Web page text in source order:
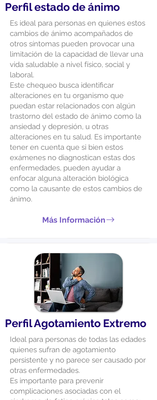
Perfil estado de ánimo
Es ideal para personas en quienes estos
cambios de ánimo acompañados de
otros síntomas pueden provocar una
limitación de la capacidad de llevar una
vida saludable a nivel físico, social y
laboral.
Este chequeo busca identificar
alteraciones en tu organismo que
puedan estar relacionados con algún
trastorno del estado de ánimo como la
ansiedad y depresión, u otras
alteraciones en tu salud. Es importante
tener en cuenta que si bien estos
exámenes no diagnostican estas dos
enfermedades, pueden ayudar a
enfocar alguna alteración biológica
como la causante de estos cambios de
ánimo.
Más Información
Perfil Agotamiento Extremo
Ideal para personas de todas las edades
quienes sufran de agotamiento
persistente y no parece ser causado por
otras enfermedades.
Es importante para prevenir
complicaciones asociadas con el